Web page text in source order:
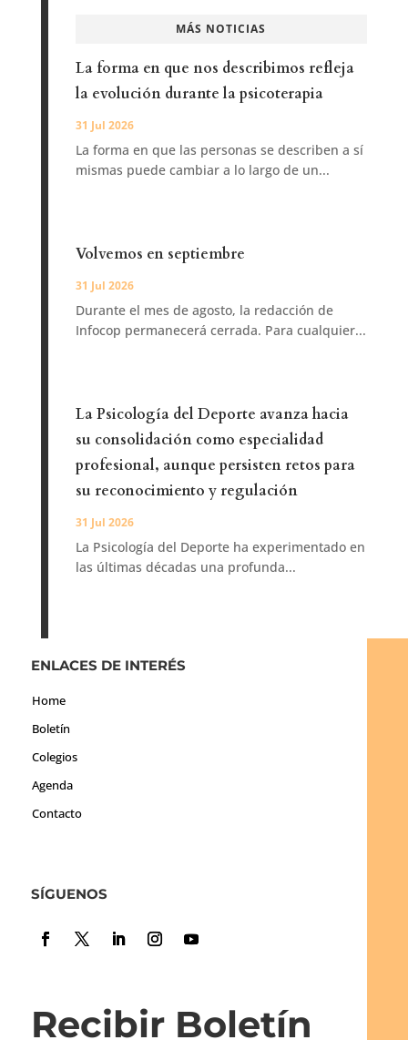
MÁS NOTICIAS
La forma en que nos describimos refleja
la evolución durante la psicoterapia
31 Jul 2026
La forma en que las personas se describen a sí
mismas puede cambiar a lo largo de un...
Volvemos en septiembre
31 Jul 2026
Durante el mes de agosto, la redacción de
Infocop permanecerá cerrada. Para cualquier...
La Psicología del Deporte avanza hacia
su consolidación como especialidad
profesional, aunque persisten retos para
su reconocimiento y regulación
31 Jul 2026
La Psicología del Deporte ha experimentado en
las últimas décadas una profunda...
ENLACES DE INTERÉS
Home
Boletín
Colegios
Agenda
Contacto
SÍGUENOS
Recibir Boletín